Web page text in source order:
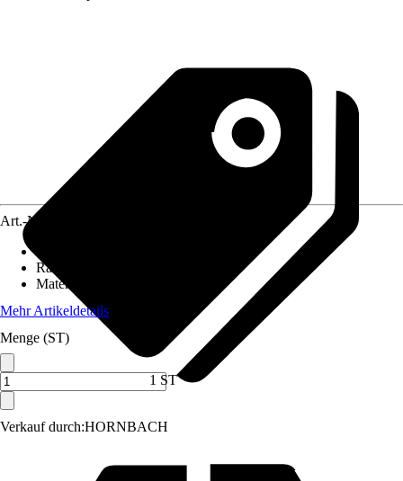
Verkauf durch:HORNBACH
Art.-Nr.
Räume
Material
Mehr Artikeldetails
Menge (ST)
1 ST